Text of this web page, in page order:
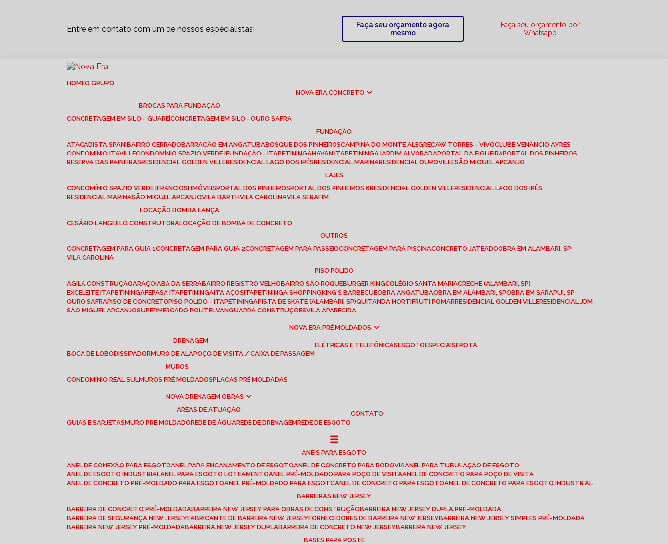
Entre em contato com um de nossos especialistas!
Faça seu orçamento agora
mesmo
Faça seu orçamento por
Whatsapp
HOME
O GRUPO
NOVA ERA CONCRETO
BROCAS PARA FUNDAÇÃO
CONCRETAGEM EM SILO - GUAREÍ CONCRETAGEM EM SILO - OURO SAFRA
FUNDAÇÃO
ATACADISTA SPANI BAIRRO CERRADO BARRACÃO EM ANGATUBA BOSQUE DOS PINHEIROS CAMPINA DO MONTE ALEGRE CAW TORRES - VIVO CLUBE VENÂNCIO AYRES
CONDOMÍNIO ITAVILLE CONDOMÍNIO SPAZIO VERDE I FUNDAÇÃO - ITAPETININGA HAVAN ITAPETININGA JARDIM ALVORADA PORTAL DA FIGUEIRA PORTAL DOS PINHEIROS
RESERVA DAS PAINEIRAS RESIDENCIAL GOLDEN VILLE RESIDENCIAL LAGO DOS IPÊS RESIDENCIAL MARINA RESIDENCIAL OUROVILLE SÃO MIGUEL ARCANJO
LAJES
CONDOMÍNIO SPAZIO VERDE I FRANCIOSI IMÓVEIS PORTAL DOS PINHEIROS PORTAL DOS PINHEIROS 6 RESIDENCIAL GOLDEN VILLE RESIDENCIAL LAGO DOS IPÊS
RESIDENCIAL MARINA SÃO MIGUEL ARCANJO VILA BARTH VILA CAROLINA VILA SERAFIM
LOCAÇÃO BOMBA LANÇA
CESÁRIO LANGE ELO CONSTRUTORA LOCAÇÃO DE BOMBA DE CONCRETO
OUTROS
CONCRETAGEM PARA GUIA 1 CONCRETAGEM PARA GUIA 2 CONCRETAGEM PARA PASSEIO CONCRETAGEM PARA PISCINA CONCRETO JATEADO
OBRA EM ALAMBARI, SP
VILA CAROLINA
PISO POLIDO
ÁGILA CONSTRUÇÃO ARAÇOIABA DA SERRA BAIRRO REGISTRO VELHO BAIRRO SÃO ROQUE BURGER KING COLÉGIO SANTA MARIA CRECHE (ALAMBARI, SP)
EXCELEITE ITAPETININGA FEPASA ITAPETININGA ITA AÇOS ITAPETININGA SHOPPING KING'S BARBECUE OBRA ANGATUBA OBRA EM ALAMBARI, SP
OBRA EM SARAPUÍ, SP
OURO SAFRA PISO DE CONCRETO PISO POLIDO - ITAPETININGA PISTA DE SKATE (ALAMBARI, SP) QUITANDA HORTIFRUTI POMAR RESIDENCIAL GOLDEN VILLE RESIDENCIAL JDM
SÃO MIGUEL ARCANJO SUPERMERCADO POLITEL VANGUARDA CONSTRUÇÕES VILA APARECIDA
NOVA ERA PRÉ MOLDADOS
DRENAGEM
BOCA DE LOBO DISSIPADOR MURO DE ALA POÇO DE VISITA / CAIXA DE PASSAGEM
ELÉTRICAS E TELEFÔNICAS ESGOTO ESPECIAIS FROTA
MUROS
CONDOMÍNIO REAL SUL
MUROS PRÉ MOLDADOS PLACAS PRÉ MOLDADAS
NOVA DRENAGEM OBRAS
ÁREAS DE ATUAÇÃO
GUIAS E SARJETAS
MURO PRÉ MOLDADO REDE DE ÁGUA REDE DE DRENAGEM REDE DE ESGOTO
CONTATO
ANÉIS PARA ESGOTO
ANEL DE CONEXÃO PARA ESGOTO ANEL PARA ENCANAMENTO DE ESGOTO ANEL DE CONCRETO PARA RODOVIA ANEL PARA TUBULAÇÃO DE ESGOTO
ANEL DE ESGOTO INDUSTRIAL ANEL PARA ESGOTO LOTEAMENTO ANEL PRÉ-MOLDADO PARA POÇO DE VISITA ANEL DE CONCRETO PARA POÇO DE VISITA
ANEL DE CONCRETO PRÉ-MOLDADO PARA ESGOTO ANEL PRÉ-MOLDADO PARA ESGOTO ANEL DE CONCRETO PARA ESGOTO ANEL DE CONCRETO PARA ESGOTO INDUSTRIAL
BARREIRAS NEW JERSEY
BARREIRA DE CONCRETO PRÉ-MOLDADA BARREIRA NEW JERSEY PARA OBRAS DE CONSTRUÇÃO BARREIRA NEW JERSEY DUPLA PRÉ-MOLDADA
BARREIRA DE SEGURANÇA NEW JERSEY FABRICANTE DE BARREIRA NEW JERSEY FORNECEDORES DE BARREIRA NEW JERSEY BARREIRA NEW JERSEY SIMPLES PRÉ-MOLDADA
BARREIRA NEW JERSEY PRÉ-MOLDADA BARREIRA NEW JERSEY DUPLA BARREIRA DE CONCRETO NEW JERSEY BARREIRA NEW JERSEY
BASES PARA POSTE